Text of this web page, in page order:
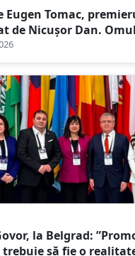
Eugen Tomac,
de Nicușor Dan.
politice ajunge în
la Belgrad:
să fie o